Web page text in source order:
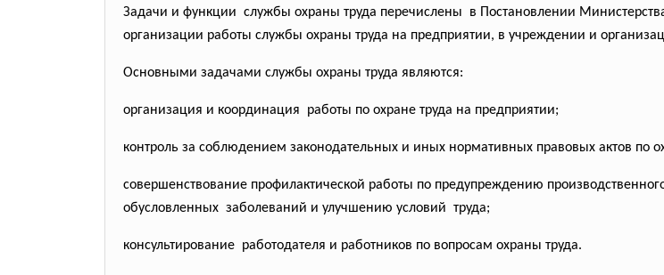
Задачи и функции службы охраны труда перечислены в Постановлении
организации работы службы охраны труда на предприятии, в учреждении и
Основными задачами службы охраны труда являются:
организация и координация работы по охране труда на предприятии;
контроль за соблюдением законодательных и иных нормативных правовых актов по
совершенствование профилактической работы по предупреждению
обусловленных заболеваний и улучшению условий труда;
консультирование работодателя и работников по вопросам охраны труда.